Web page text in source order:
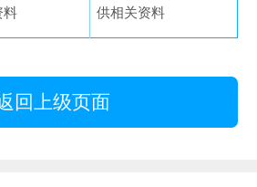
料
供相关资料
回上级页面